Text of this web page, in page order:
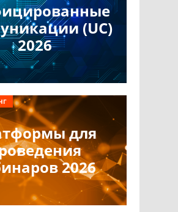
(UC)
2026
для
2026